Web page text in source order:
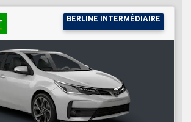
BERLINE INTERMÉDIAIRE